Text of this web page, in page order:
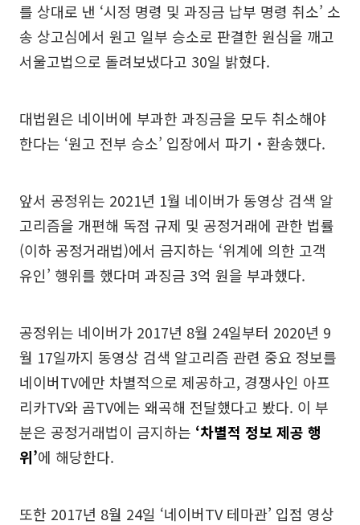
를 상대로 낸 ‘시정 명령 및 과징금 납부 명령 취소’ 소
송 상고심에서 원고 일부 승소로 판결한 원심을 깨고
서울고법으로 돌려보냈다고 30일 밝혔다.
대법원은 네이버에 부과한 과징금을 모두 취소해야
한다는 ‘원고 전부 승소’ 입장에서 파기‧환송했다.
앞서 공정위는 2021년 1월 네이버가 동영상 검색 알
고리즘을 개편해 독점 규제 및 공정거래에 관한 법률
(이하 공정거래법)에서 금지하는 ‘위계에 의한 고객
유인’ 행위를 했다며 과징금 3억 원을 부과했다.
공정위는 네이버가 2017년 8월 24일부터 2020년 9
월 17일까지 동영상 검색 알고리즘 관련 중요 정보를
네이버TV에만 차별적으로 제공하고, 경쟁사인 아프
리카TV와 곰TV에는 왜곡해 전달했다고 봤다. 이 부
분은 공정거래법이 금지하는 ‘차별적 정보 제공 행
위’에 해당한다.
또한 2017년 8월 24일 ‘네이버TV 테마관’ 입점 영상